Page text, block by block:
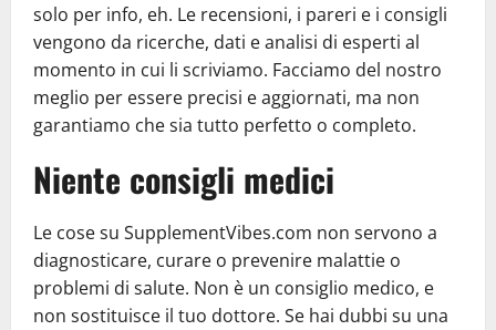
solo per info, eh. Le recensioni, i pareri e i consigli
vengono da ricerche, dati e analisi di esperti al
momento in cui li scriviamo. Facciamo del nostro
meglio per essere precisi e aggiornati, ma non
garantiamo che sia tutto perfetto o completo.
Niente consigli medici
Le cose su SupplementVibes.com non servono a
diagnosticare, curare o prevenire malattie o
problemi di salute. Non è un consiglio medico, e
non sostituisce il tuo dottore. Se hai dubbi su una